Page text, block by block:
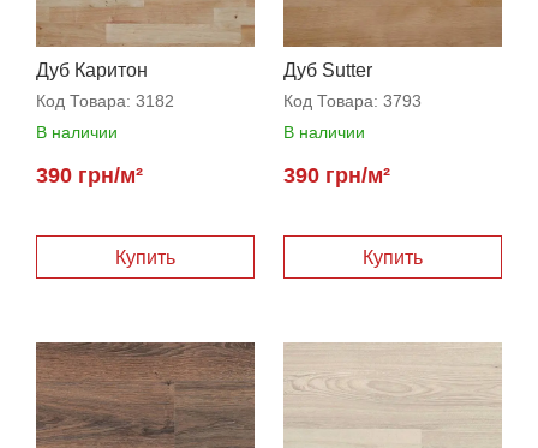
Дуб Каритон
Код Товара: 3182
В наличии
390 грн/м²
Купить
Дуб Sutter
Код Товара: 3793
В наличии
390 грн/м²
Купить